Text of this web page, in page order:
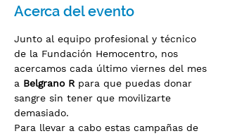
Acerca del evento
Junto al equipo profesional y técnico
de la Fundación Hemocentro, nos
acercamos cada último viernes del mes
a Belgrano R para que puedas donar
sangre sin tener que movilizarte
demasiado.
Para llevar a cabo estas campañas de